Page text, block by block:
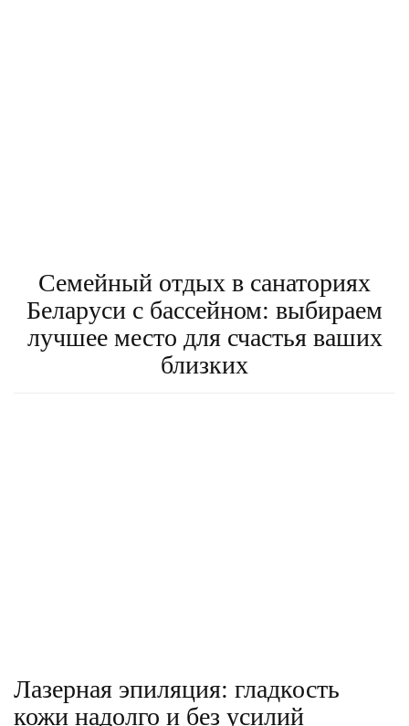
Семейный отдых в санаториях
Беларуси с бассейном: выбираем
лучшее место для счастья ваших
близких
Лазерная эпиляция: гладкость
кожи надолго и без усилий